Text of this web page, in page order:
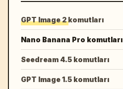
GPT Image 2 komutları
Nano Banana Pro komutları
Seedream 4.5 komutları
GPT Image 1.5 komutları